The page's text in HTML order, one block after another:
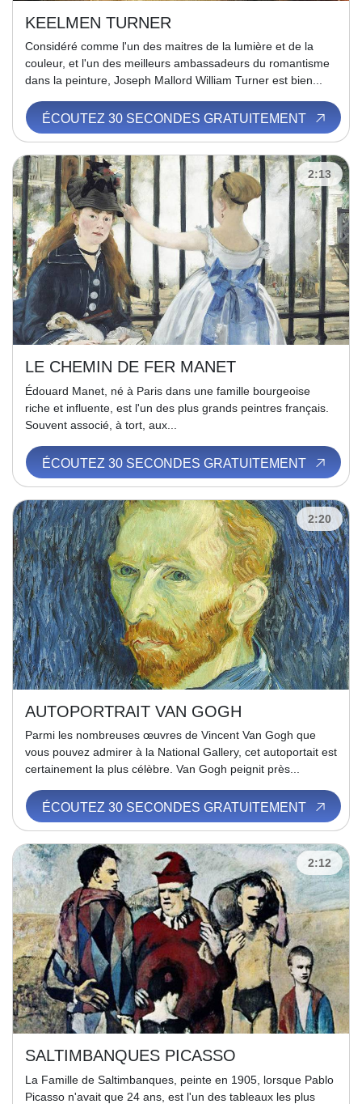
KEELMEN TURNER
Considéré comme l'un des maitres de la lumière et de la
couleur, et l'un des meilleurs ambassadeurs du romantisme
dans la peinture, Joseph Mallord William Turner est bien...
ÉCOUTEZ 30 SECONDES GRATUITEMENT
2:13
LE CHEMIN DE FER MANET
Édouard Manet, né à Paris dans une famille bourgeoise
riche et influente, est l'un des plus grands peintres français.
Souvent associé, à tort, aux...
ÉCOUTEZ 30 SECONDES GRATUITEMENT
2:20
AUTOPORTRAIT VAN GOGH
Parmi les nombreuses œuvres de Vincent Van Gogh que
vous pouvez admirer à la National Gallery, cet autoportait est
certainement la plus célèbre. Van Gogh peignit près...
ÉCOUTEZ 30 SECONDES GRATUITEMENT
2:12
SALTIMBANQUES PICASSO
La Famille de Saltimbanques, peinte en 1905, lorsque Pablo
Picasso n'avait que 24 ans, est l'un des tableaux les plus